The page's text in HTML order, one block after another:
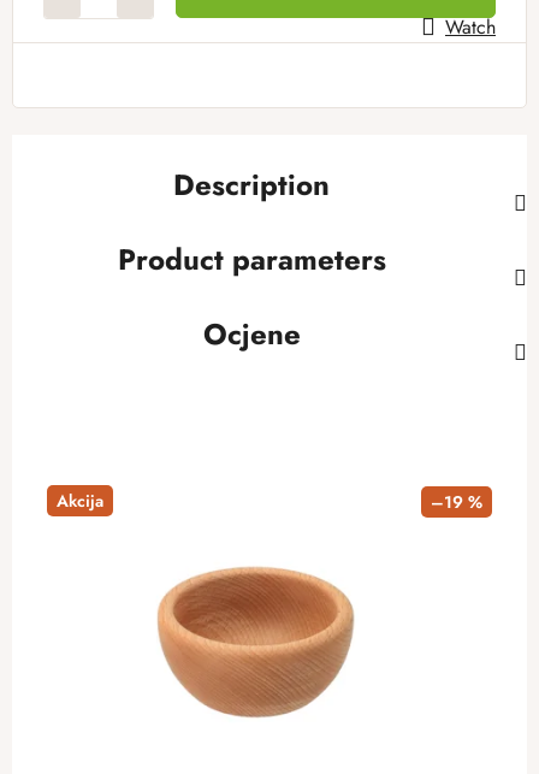
Watch
Description
Product parameters
Ocjene
Akcija –19 %